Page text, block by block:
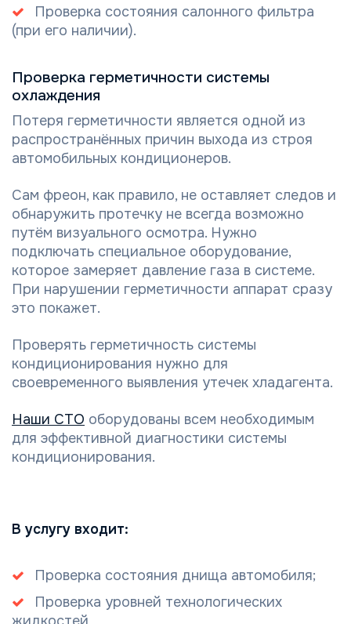
Проверка состояния салонного фильтра
(при его наличии).
Проверка герметичности системы
охлаждения
Потеря герметичности является одной из
распространённых причин выхода из строя
автомобильных кондиционеров.
Сам фреон, как правило, не оставляет следов и
обнаружить протечку не всегда возможно
путём визуального осмотра. Нужно
подключать специальное оборудование,
которое замеряет давление газа в системе.
При нарушении герметичности аппарат сразу
это покажет.
Проверять герметичность системы
кондиционирования нужно для
своевременного выявления утечек хладагента.
Наши СТО оборудованы всем необходимым
для эффективной диагностики системы
кондиционирования.
В услугу входит:
Проверка состояния днища автомобиля;
Проверка уровней технологических